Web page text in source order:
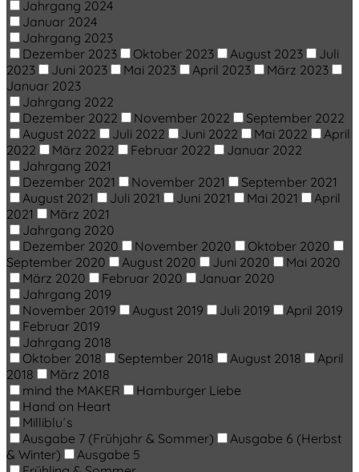
Jahrgang 2024
Januar 2024
Jahrgang 2023
Dezember 2023
Oktober 2023 August 2023
Juli
2023
Juni 2023 Mai 2023 April 2023
März 2023
Januar 2023
Jahrgang 2022
Dezember 2022
November 2022
September 2022
August 2022
Juli 2022 Juni 2022 Mai 2022
April
2022
März 2022 Februar 2022
Januar 2022
Jahrgang 2021
Dezember 2021
November 2021
September 2021
August 2021
Juli 2021 Juni 2021 Mai 2021
April
2021
März 2021
Jahrgang 2020
Dezember 2020
November 2020
Oktober 2020
September 2020
August 2020 Juni 2020
Mai 2020
März 2020
Februar 2020
Januar 2020
Jahrgang 2019
November 2019
August 2019 Juli 2019
April 2019
Februar 2019
Jahrgang 2018
Oktober 2018
September 2018 August 2018
April
2018
März 2018
mind the MAKER
Hamburger Liebe
Hand on Heart
Milliblu´s
Ausgabe 7 (Frühjahr & Sommer)
Ausgabe 6 (Herbst
& Winter)
Ausgabe 5